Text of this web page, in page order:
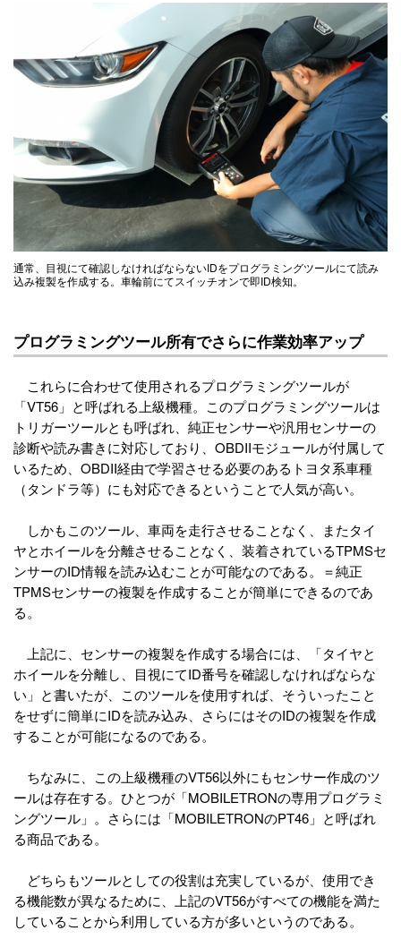
通常、目視にて確認しなければならないIDをプログラミングツールにて読み
込み複製を作成する。車輪前にてスイッチオンで即ID検知。
プログラミングツール所有でさらに作業効率アップ
これらに合わせて使用されるプログラミングツールが
「VT56」と呼ばれる上級機種。このプログラミングツールは
トリガーツールとも呼ばれ、純正センサーや汎用センサーの
診断や読み書きに対応しており、OBDIIモジュールが付属して
いるため、OBDII経由で学習させる必要のあるトヨタ系車種
（タンドラ等）にも対応できるということで人気が高い。
しかもこのツール、車両を走行させることなく、またタイ
ヤとホイールを分離させることなく、装着されているTPMSセ
ンサーのID情報を読み込むことが可能なのである。＝純正
TPMSセンサーの複製を作成することが簡単にできるのであ
る。
上記に、センサーの複製を作成する場合には、「タイヤと
ホイールを分離し、目視にてID番号を確認しなければならな
い」と書いたが、このツールを使用すれば、そういったこと
をせずに簡単にIDを読み込み、さらにはそのIDの複製を作成
することが可能になるのである。
ちなみに、この上級機種のVT56以外にもセンサー作成のツ
ールは存在する。ひとつが「MOBILETRONの専用プログラミ
ングツール」。さらには「MOBILETRONのPT46」と呼ばれ
る商品である。
どちらもツールとしての役割は充実しているが、使用でき
る機能数が異なるために、上記のVT56がすべての機能を満た
していることから利用している方が多いというのである。